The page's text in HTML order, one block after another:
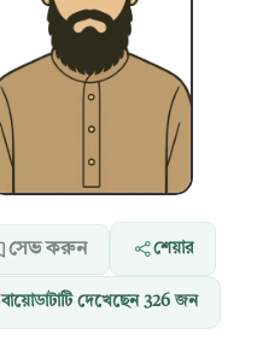
সেভ করুন শেয়ার
বায়োডাটাটি দেখেছেন 326 জন